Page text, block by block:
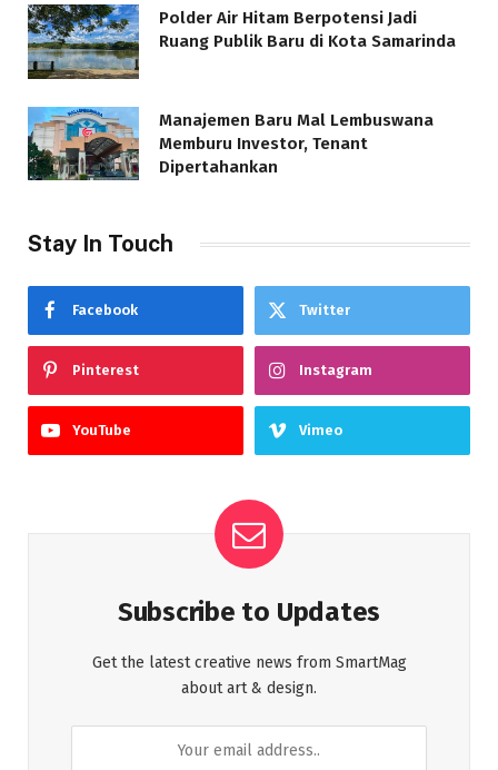
Polder Air Hitam Berpotensi Jadi
Ruang Publik Baru di Kota Samarinda
Manajemen Baru Mal Lembuswana
Memburu Investor, Tenant
Dipertahankan
Stay In Touch
Facebook Twitter
Pinterest Instagram
YouTube Vimeo
Subscribe to Updates
Get the latest creative news from SmartMag
about art & design.